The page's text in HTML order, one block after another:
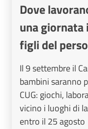
Dove
una giornata
figli del
Il 9 settembre il
bambini saranno
CUG: giochi,
vicino i luoghi di
entro il 25 agosto